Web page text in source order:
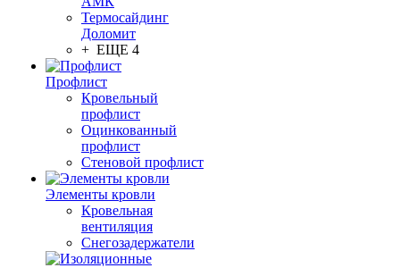
Термосайдинг
Доломит
+ ЕЩЕ 4
Профлист
Кровельный
профлист
Оцинкованный
профлист
Стеновой профлист
Элементы кровли
Кровельная
вентиляция
Снегозадержатели